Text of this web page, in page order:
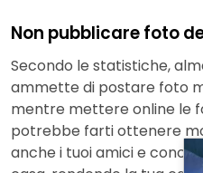
Non pubblicare foto
Secondo le statistiche,
ammette di postare foto
mentre mettere online le
potrebbe farti ottenere
anche i tuoi amici e